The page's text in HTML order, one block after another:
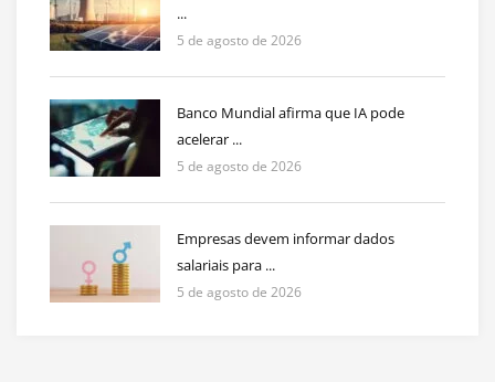
...
5 de agosto de 2026
Banco Mundial afirma que IA pode
acelerar ...
5 de agosto de 2026
Empresas devem informar dados
salariais para ...
5 de agosto de 2026